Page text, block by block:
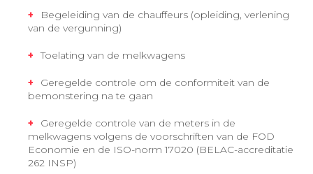
Begeleiding van de chauffeurs (opleiding, verlening
van de vergunning)
Toelating van de melkwagens
Geregelde controle om de conformiteit van de
bemonstering na te gaan
Geregelde controle van de meters in de
melkwagens volgens de voorschriften van de FOD
Economie en de ISO-norm 17020 (BELAC-accreditatie
262 INSP)